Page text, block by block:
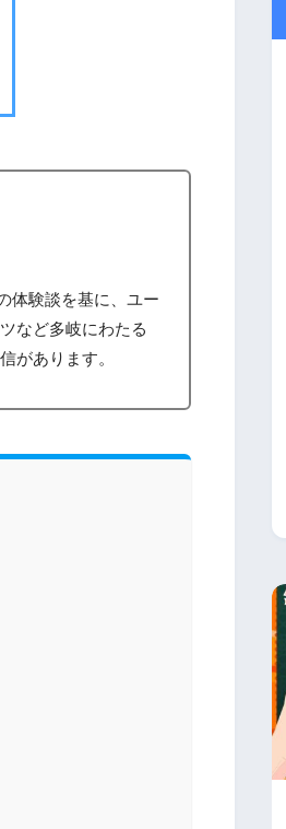
体験談を基に、ユー
など多岐にわたる
があります。